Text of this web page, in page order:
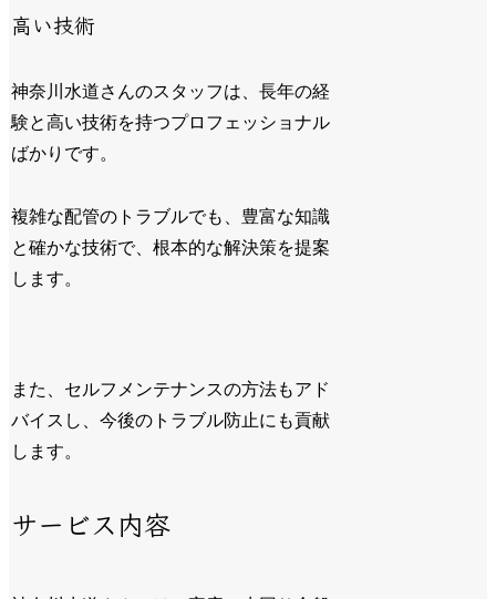
高い技術
神奈川水道さんのスタッフは、長年の経
験と高い技術を持つプロフェッショナル
ばかりです。
複雑な配管のトラブルでも、豊富な知識
と確かな技術で、根本的な解決策を提案
します。
また、セルフメンテナンスの方法もアド
バイスし、今後のトラブル防止にも貢献
します。
サービス内容